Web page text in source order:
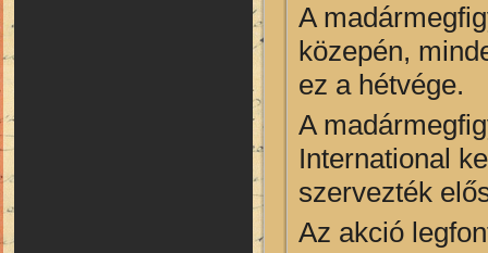
A
közepén,
ez a hétvége.
A
International
szervezték
Az akció